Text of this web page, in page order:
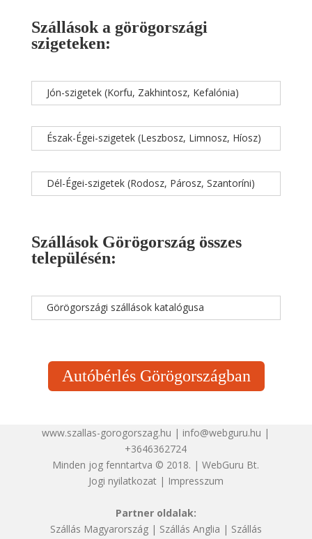
Szállások a görögországi
szigeteken:
Jón-szigetek (Korfu, Zakhintosz, Kefalónia)
Észak-Égei-szigetek (Leszbosz, Limnosz, Híosz)
Dél-Égei-szigetek (Rodosz, Párosz, Szantoríni)
Szállások Görögország összes
településén:
Görögországi szállások katalógusa
Autóbérlés Görögországban
www.szallas-gorogorszag.hu | info@webguru.hu |
+3646362724
Minden jog fenntartva © 2018. | WebGuru Bt.
Jogi nyilatkozat| Impresszum
Partner oldalak:
Szállás Magyarország| Szállás Anglia | Szállás